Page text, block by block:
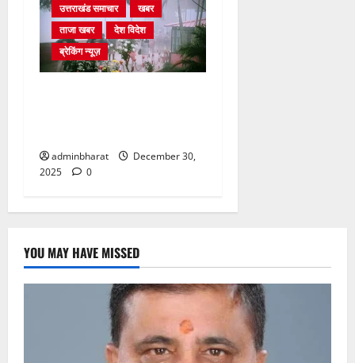
उत्तराखंड समाचार
खबर
ताजा खबर
देश विदेश
ब्रेकिंग न्यूज़
adminbharat
December 30,
2025
0
YOU MAY HAVE MISSED